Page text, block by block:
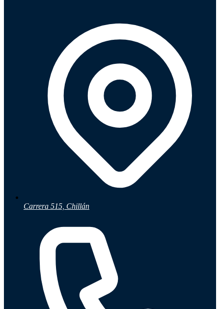
Carrera 515, Chillán